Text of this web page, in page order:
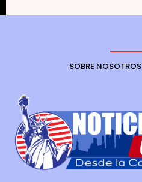
SOBRE NOSOTROS